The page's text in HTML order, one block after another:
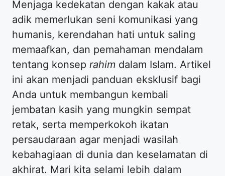
Menjaga kedekatan dengan kakak atau
adik memerlukan seni komunikasi yang
humanis, kerendahan hati untuk saling
memaafkan, dan pemahaman mendalam
tentang konsep rahim dalam Islam. Artikel
ini akan menjadi panduan eksklusif bagi
Anda untuk membangun kembali
jembatan kasih yang mungkin sempat
retak, serta memperkokoh ikatan
persaudaraan agar menjadi wasilah
kebahagiaan di dunia dan keselamatan di
akhirat. Mari kita selami lebih dalam